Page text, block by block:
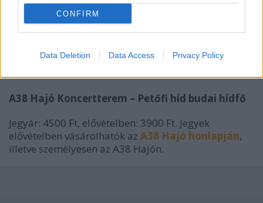
CONFIRM
Data Deletion Data Access Privacy Policy
The Black Lips (US)
A38 Hajó Koncertterem – Petőfi híd budai hídfő
Jegyár: 4500 Ft, elővételben: 3900 Ft. Jegyek
elővételben vásárolhatók az A38 Hajó honlapján,
illetve személyesen az A38 Hajón.